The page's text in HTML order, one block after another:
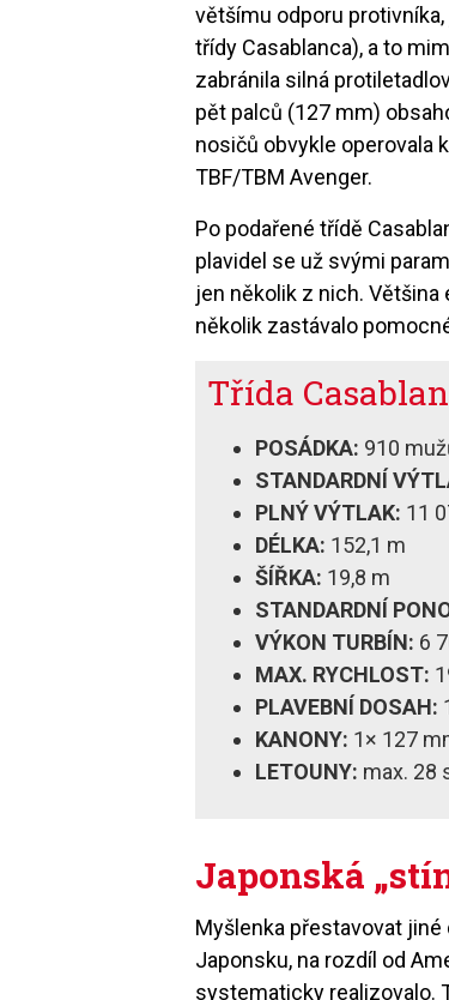
většímu odporu
třídy Casablanca), a to
zabránila silná
pět palců (127 mm)
nosičů obvykle operovala
TBF/TBM Avenger.
Po podařené třídě
plavidel se už svými
jen několik z nich.
několik zastávalo
Třída
POSÁDKA: 910
STANDARDNÍ
PLNÝ VÝTLAK: 11
DÉLKA: 152,1 m
ŠÍŘKA: 19,8 m
STANDARDNÍ
VÝKON TURBÍN: 6
MAX. RYCHLOST:
PLAVEBNÍ DOSAH:
KANONY: 1× 127
LETOUNY: max. 28
Japonská
Myšlenka přestavovat
Japonsku, na rozdíl od
systematicky realizovalo.